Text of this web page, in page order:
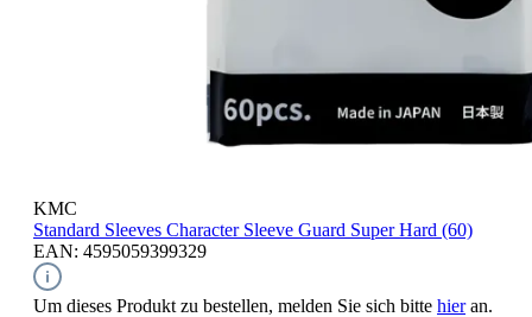
KMC
Standard Sleeves Character Sleeve Guard Super Hard (60)
EAN: 4595059399329
Um dieses Produkt zu bestellen, melden Sie sich bitte hieran.